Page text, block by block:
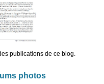
publications de ce blog.
photos